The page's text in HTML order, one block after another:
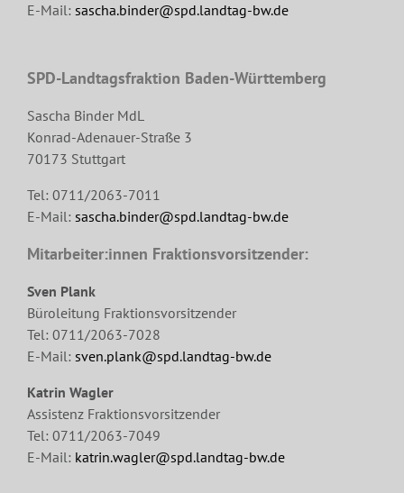
E-Mail: sascha.binder@spd.landtag-bw.de
SPD-Landtagsfraktion Baden-Württemberg
Sascha Binder MdL
Konrad-Adenauer-Straße 3
70173 Stuttgart
Tel: 0711/2063-7011
E-Mail: sascha.binder@spd.landtag-bw.de
Mitarbeiter:innen Fraktionsvorsitzender:
Sven Plank
Büroleitung Fraktionsvorsitzender
Tel: 0711/2063-7028
E-Mail: sven.plank@spd.landtag-bw.de
Katrin Wagler
Assistenz Fraktionsvorsitzender
Tel: 0711/2063-7049
E-Mail: katrin.wagler@spd.landtag-bw.de